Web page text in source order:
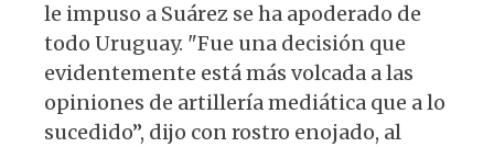
le impuso a Suárez se ha apoderado de
todo Uruguay. "Fue una decisión que
evidentemente está más volcada a las
opiniones de artillería mediática que a lo
sucedido”, dijo con rostro enojado, al